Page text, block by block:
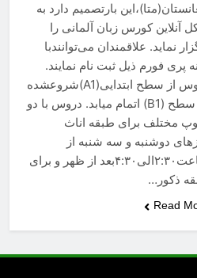
بارتصمیم دارد به
آنلاین کورس زبان آلمانی را
نماید. علاقمندان می‌توانندبا
پری فورم ذیل ثبت نام نمایند.
دروس از سطح ابتدایی(A1)شروعشده
در سطح (B1) اتمام میابد. دروس با دو
مختلف برای طبقه اناث
دوشنبه و سه شنبه از
ساعت۲:۳۰الی۴:۳۰بعد از ظهر و برای
ذکور…
Read